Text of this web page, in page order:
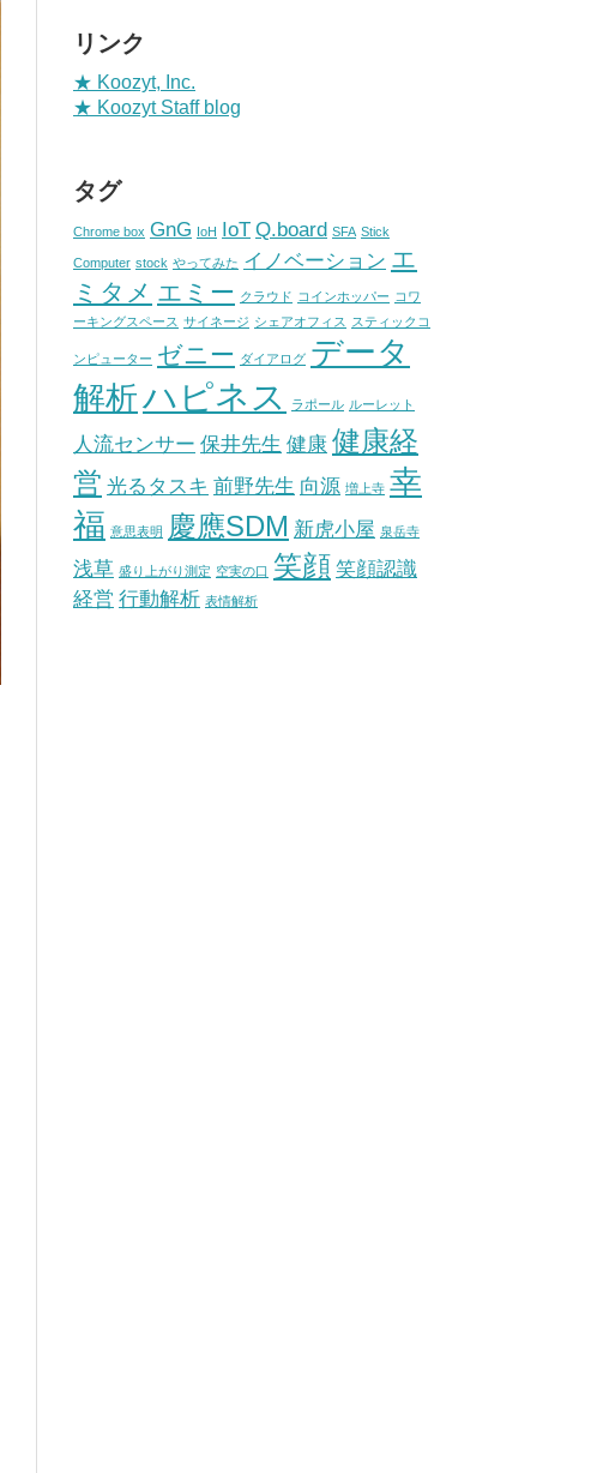
リンク
★ Koozyt, Inc.
★ Koozyt Staff blog
タグ
Chrome box GnG IoH IoT Q.board SFA Stick
Computer stock やってみた イノベーション エ
ミタメ エミー クラウド コインホッパー コワ
ーキングスペース サイネージ シェアオフィス スティックコ
ンピューター ゼニー ダイアログ データ
解析ハピネス ラポール ルーレット
人流センサー 保井先生 健康 健康経
営 光るタスキ 前野先生 向源 増上寺 幸
福 意思表明 慶應SDM 新虎小屋 泉岳寺
浅草 盛り上がり測定 空実の口 笑顔 笑顔認識
経営 行動解析 表情解析